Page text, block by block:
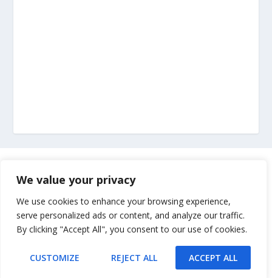
We value your privacy
We use cookies to enhance your browsing experience,
serve personalized ads or content, and analyze our traffic.
By clicking "Accept All", you consent to our use of cookies.
CUSTOMIZE REJECT ALL ACCEPT ALL
Impressum
Uvjeti korištenja
Kontakt